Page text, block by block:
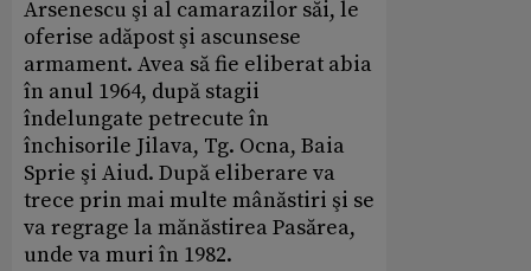
Arsenescu şi al camarazilor săi, le
oferise adăpost şi ascunsese
armament. Avea să fie eliberat abia
în anul 1964, după stagii
îndelungate petrecute în
închisorile Jilava, Tg. Ocna, Baia
Sprie şi Aiud. După eliberare va
trece prin mai multe mânăstiri şi se
va regrage la mănăstirea Pasărea,
unde va muri în 1982.